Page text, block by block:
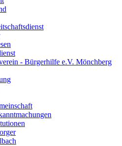
- Bürgerhilfe e.V. Mönchberg